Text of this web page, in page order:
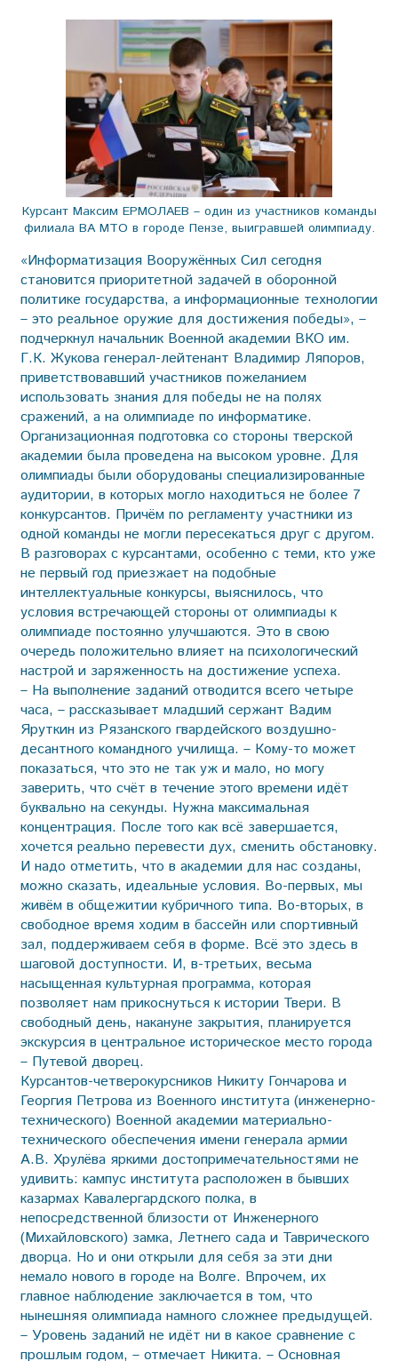
Курсант Максим ЕРМОЛАЕВ – один из участников команды
филиала ВА МТО в городе Пензе, выигравшей олимпиаду.
«Информатизация Вооружённых Сил сегодня
становится приоритетной задачей в оборонной
политике государства, а информационные технологии
– это реальное оружие для достижения победы», –
подчеркнул начальник Военной академии ВКО им.
Г.К. Жукова генерал-лейтенант Владимир Ляпоров,
приветствовавший участников пожеланием
использовать знания для победы не на полях
сражений, а на олимпиаде по информатике.
Организационная подготовка со стороны тверской
академии была проведена на высоком уровне. Для
олимпиады были оборудованы специализированные
аудитории, в которых могло находиться не более 7
конкурсантов. Причём по регламенту участники из
одной команды не могли пересекаться друг с другом.
В разговорах с курсантами, особенно с теми, кто уже
не первый год приезжает на подобные
интеллектуальные конкурсы, выяснилось, что
условия встречающей стороны от олимпиады к
олимпиаде постоянно улучшаются. Это в свою
очередь положительно влияет на психологический
настрой и заряженность на достижение успеха.
– На выполнение заданий отводится всего четыре
часа, – рассказывает младший сержант Вадим
Яруткин из Рязанского гвардейского воздушно-
десантного командного училища. – Кому-то может
показаться, что это не так уж и мало, но могу
заверить, что счёт в течение этого времени идёт
буквально на секунды. Нужна максимальная
концентрация. После того как всё завершается,
хочется реально перевести дух, сменить обстановку.
И надо отметить, что в академии для нас созданы,
можно сказать, идеальные условия. Во-первых, мы
живём в общежитии кубричного типа. Во-вторых, в
свободное время ходим в бассейн или спортивный
зал, поддерживаем себя в форме. Всё это здесь в
шаговой доступности. И, в-третьих, весьма
насыщенная культурная программа, которая
позволяет нам прикоснуться к истории Твери. В
свободный день, накануне закрытия, планируется
экскурсия в центральное историческое место города
– Путевой дворец.
Курсантов-четверокурсников Никиту Гончарова и
Георгия Петрова из Военного института (инженерно-
технического) Военной академии материально-
технического обеспечения имени генерала армии
А.В. Хрулёва яркими достопримечательностями не
удивить: кампус института расположен в бывших
казармах Кавалергардского полка, в
непосредственной близости от Инженерного
(Михайловского) замка, Летнего сада и Таврического
дворца. Но и они открыли для себя за эти дни
немало нового в городе на Волге. Впрочем, их
главное наблюдение заключается в том, что
нынешняя олимпиада намного сложнее предыдущей.
– Уровень заданий не идёт ни в какое сравнение с
прошлым годом, – отмечает Никита. – Основная